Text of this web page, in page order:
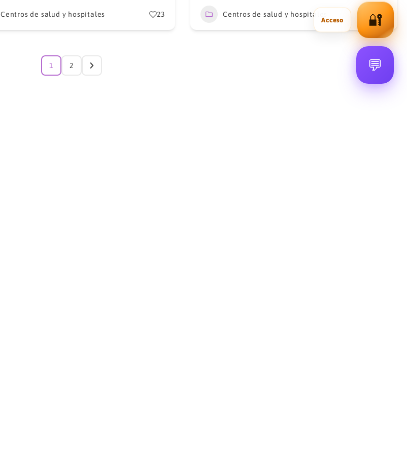
🔐
Centros de salud y hospitales 23 Centros de salud y hospitales 19
1 2 💬